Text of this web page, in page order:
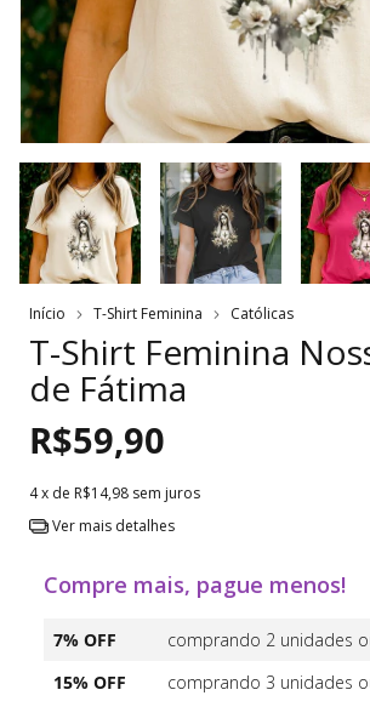
Início T-Shirt Feminina Católicas
T-Shirt Feminina
de Fátima
R$59,90
4x de R$14,98 sem juros
Ver mais detalhes
Compre mais, pague menos!
7% OFF
comprando 2 unidades
15% OFF
comprando 3 unidades